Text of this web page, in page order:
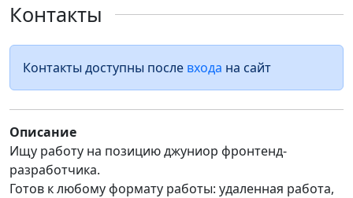
Контакты
Контакты доступны после входа на сайт
Описание
Ищу работу на позицию джуниор фронтенд-
разработчика.
Готов к любому формату работы: удаленная работа,